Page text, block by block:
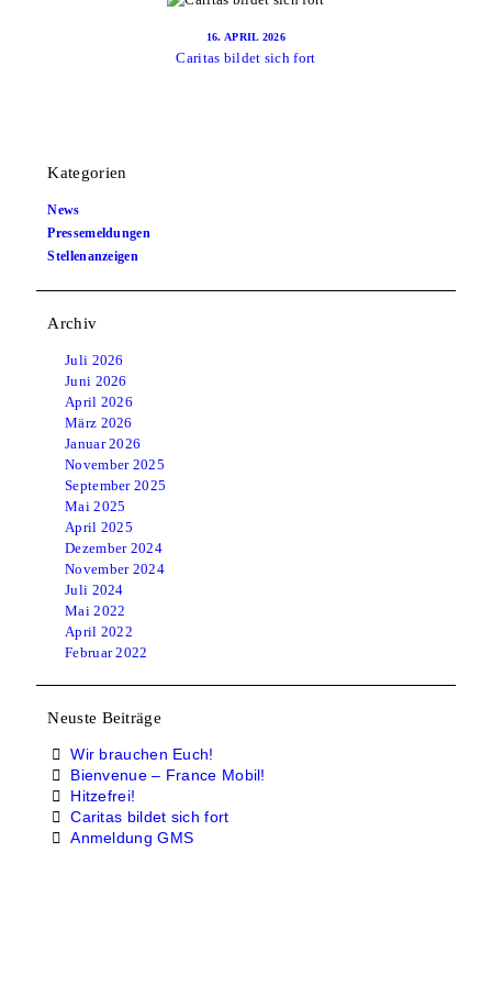
16. APRIL 2026
Caritas bildet sich fort
Kategorien
News
Pressemeldungen
Stellenanzeigen
Archiv
Juli 2026
Juni 2026
April 2026
März 2026
Januar 2026
November 2025
September 2025
Mai 2025
April 2025
Dezember 2024
November 2024
Juli 2024
Mai 2022
April 2022
Februar 2022
Neuste Beiträge
Wir brauchen Euch!
Bienvenue – France Mobil!
Hitzefrei!
Caritas bildet sich fort
Anmeldung GMS